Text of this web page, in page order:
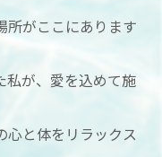
所がここにあります
私が、愛を込めて施
心と体をリラックス